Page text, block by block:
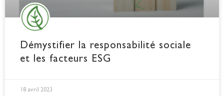
Démystifier la responsabilité sociale
et les facteurs ESG
18 avril 2023